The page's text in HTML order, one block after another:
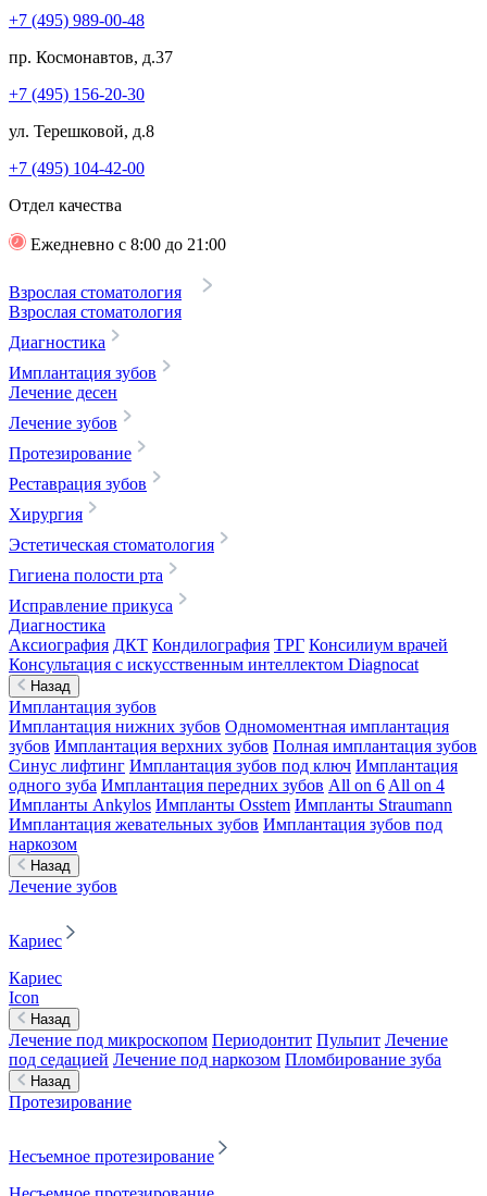
+7 (495) 989-00-48
пр. Космонавтов, д.37
+7 (495) 156-20-30
ул. Терешковой, д.8
+7 (495) 104-42-00
Отдел качества
Ежедневно с 8:00 до 21:00
Взрослая стоматология
Взрослая стоматология
Диагностика
Имплантация зубов
Лечение десен
Лечение зубов
Протезирование
Реставрация зубов
Хирургия
Эстетическая стоматология
Гигиена полости рта
Исправление прикуса
Диагностика
Аксиография ДКТ Кондилография ТРГ Консилиум врачей
Консультация с искусственным интеллектом Diagnocat
Назад
Имплантация зубов
Имплантация нижних зубов Одномоментная имплантация
зубов Имплантация верхних зубов Полная имплантация зубов
Синус лифтинг Имплантация зубов под ключ Имплантация
одного зуба Имплантация передних зубов All on 6 All on 4
Импланты Ankylos Импланты Osstem Импланты Straumann
Имплантация жевательных зубов Имплантация зубов под
наркозом
Назад
Лечение зубов
Кариес
Кариес
Icon
Назад
Лечение под микроскопом Периодонтит Пульпит Лечение
под седацией Лечение под наркозом Пломбирование зуба
Назад
Протезирование
Несъемное протезирование